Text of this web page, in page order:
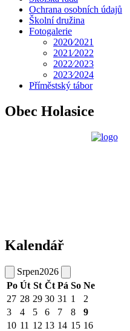
Ochrana osobních údajů
Školní družina
Fotogalerie
2020⁄2021
2021⁄2022
2022⁄2023
2023⁄2024
Příměstský tábor
Obec Holasice
Kalendář
Srpen2026
Po Út St Čt Pá So Ne
27 28 29 30 31 1
2
3
4 5 6 7 8
9
10 11 12 13 14 15 16